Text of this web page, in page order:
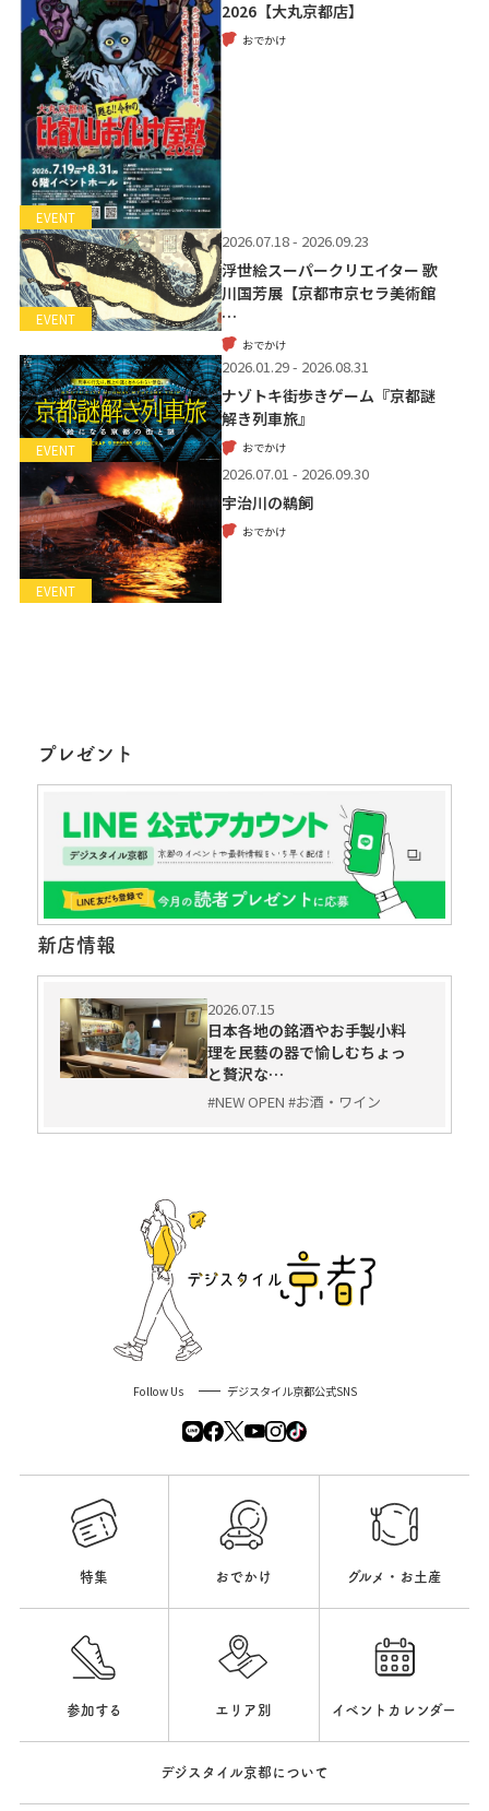
EVENT
2026【大丸京都店】
おでかけ
EVENT
2026.07.18 - 2026.09.23
浮世絵スーパークリエイター 歌
川国芳展【京都市京セラ美術館
…
おでかけ
EVENT
2026.01.29 - 2026.08.31
ナゾトキ街歩きゲーム『京都謎
解き列車旅』
おでかけ
EVENT
2026.07.01 - 2026.09.30
宇治川の鵜飼
おでかけ
プレゼント
新店情報
2026.07.15
日本各地の銘酒やお手製小料
理を民藝の器で愉しむちょっ
と贅沢な…
#NEW OPEN #お酒・ワイン
Follow Us デジスタイル京都公式SNS
特集 おでかけ グルメ・お土産
参加する エリア別 イベントカレンダー
デジスタイル京都について